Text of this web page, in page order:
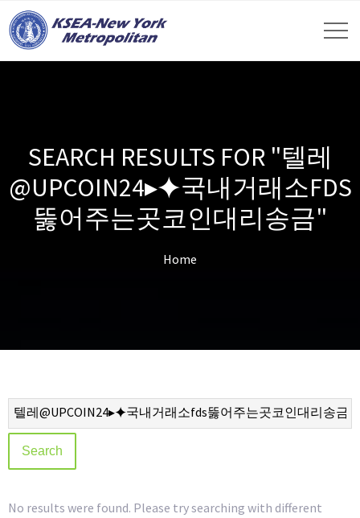
SEARCH RESULTS FOR "텔레
@UPCOIN24▸⯌국내거래소FDS
뚫어주는곳코인대리송금"
Home
No results were found. Please try searching with different